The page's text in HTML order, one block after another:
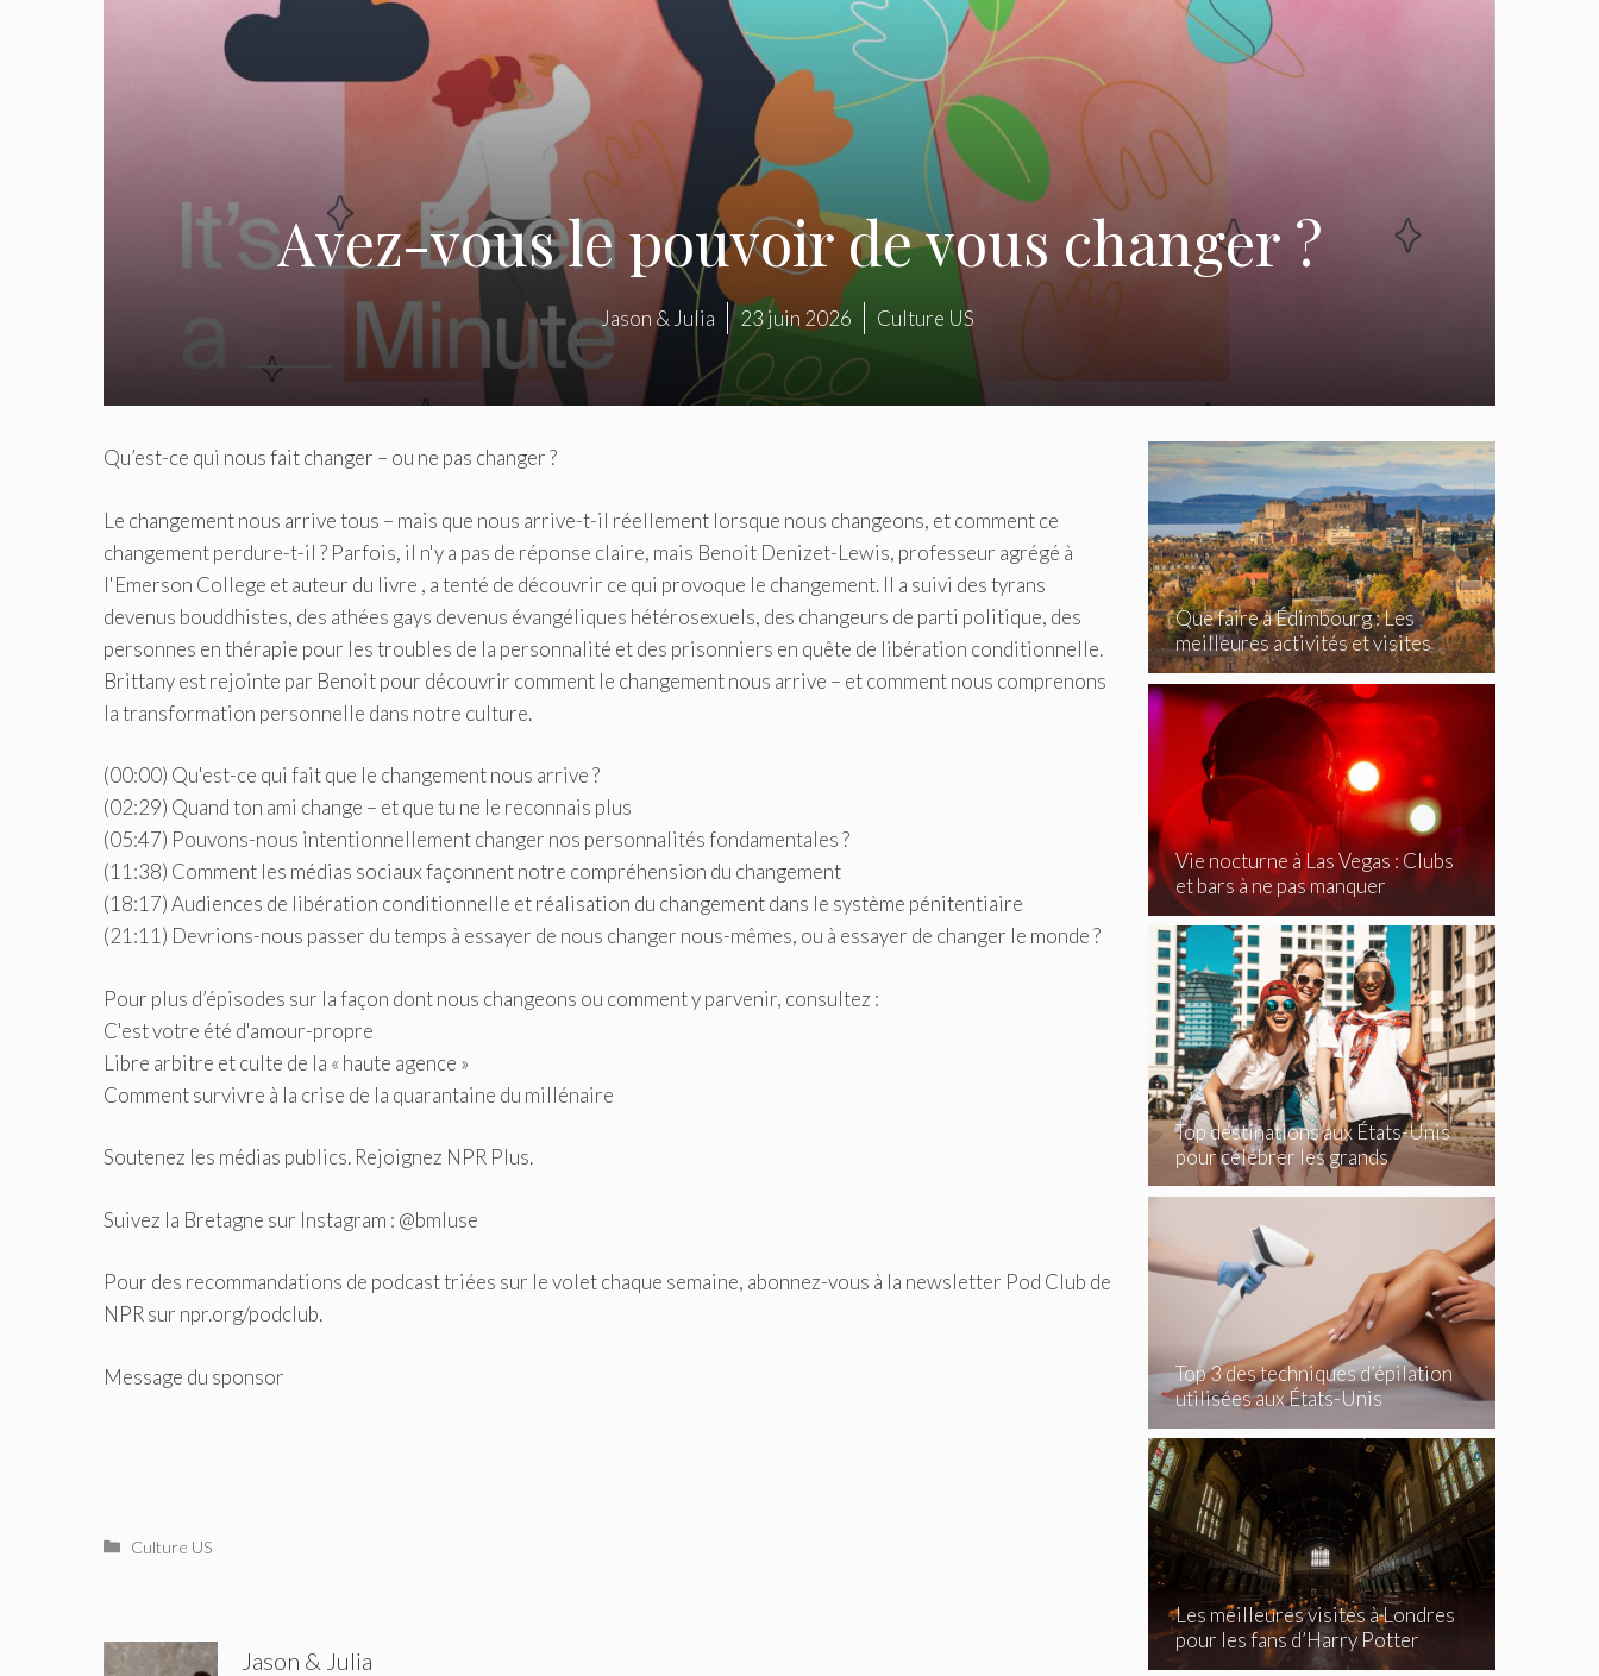
Avez-vous le pouvoir de vous changer ?
Jason & Julia 23 juin 2026 Culture US
Qu’est-ce qui nous fait changer – ou ne pas changer ?
Le changement nous arrive tous – mais que nous arrive-t-il réellement lorsque nous changeons, et comment ce
changement perdure-t-il ? Parfois, il n'y a pas de réponse claire, mais Benoit Denizet-Lewis, professeur agrégé à
l'Emerson College et auteur du livre , a tenté de découvrir ce qui provoque le changement. Il a suivi des tyrans
devenus bouddhistes, des athées gays devenus évangéliques hétérosexuels, des changeurs de parti politique, des
personnes en thérapie pour les troubles de la personnalité et des prisonniers en quête de libération conditionnelle.
Brittany est rejointe par Benoit pour découvrir comment le changement nous arrive – et comment nous comprenons
la transformation personnelle dans notre culture.
(00:00) Qu'est-ce qui fait que le changement nous arrive ?
(02:29) Quand ton ami change – et que tu ne le reconnais plus
(05:47) Pouvons-nous intentionnellement changer nos personnalités fondamentales ?
(11:38) Comment les médias sociaux façonnent notre compréhension du changement
(18:17) Audiences de libération conditionnelle et réalisation du changement dans le système pénitentiaire
(21:11) Devrions-nous passer du temps à essayer de nous changer nous-mêmes, ou à essayer de changer le monde ?
Pour plus d’épisodes sur la façon dont nous changeons ou comment y parvenir, consultez :
C'est votre été d'amour-propre
Libre arbitre et culte de la « haute agence »
Comment survivre à la crise de la quarantaine du millénaire
Soutenez les médias publics. Rejoignez NPR Plus.
Suivez la Bretagne sur Instagram : @bmluse
Pour des recommandations de podcast triées sur le volet chaque semaine, abonnez-vous à la newsletter Pod Club de
NPR sur npr.org/podclub.
Message du sponsor
Catégories
Culture US
Jason & Julia
Que faire à Édimbourg : Les
meilleures activités et visites
incontournables
Vie nocturne à Las Vegas : Clubs
et bars à ne pas manquer
Top destinations aux États-Unis
pour célébrer les grands
événements
Top 3 des techniques d’épilation
utilisées aux États-Unis
Les meilleures visites à Londres
pour les fans d’Harry Potter